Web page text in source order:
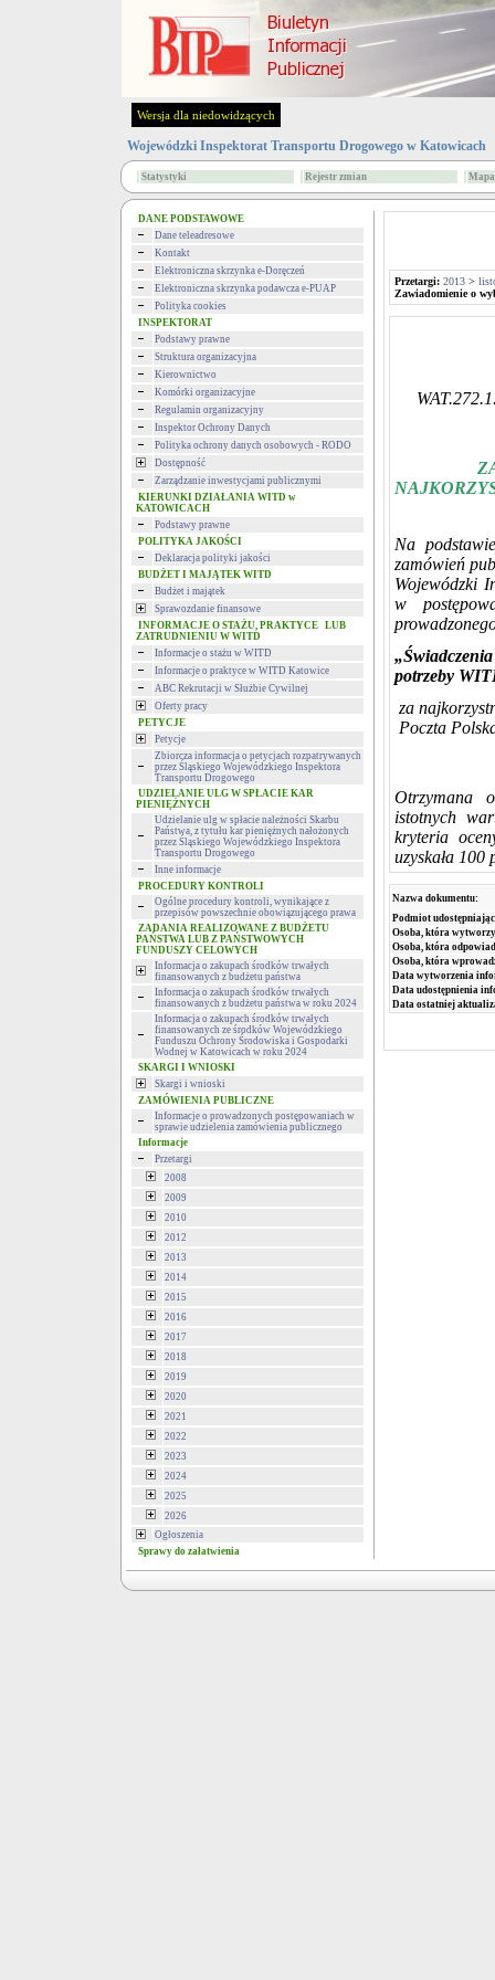
Wersja dla niedowidzących
Wojewódzki Inspektorat Transportu Drogowego w Katowicach
Statystyki Rejestr zmian
DANE PODSTAWOWE
Dane teleadresowe
Kontakt
Elektroniczna skrzynka e-Doręczeń
Elektroniczna skrzynka podawcza e-PUAP
Polityka cookies
INSPEKTORAT
Podstawy prawne
Struktura organizacyjna
Kierownictwo
Komórki organizacyjne
Regulamin organizacyjny
Inspektor Ochrony Danych
Polityka ochrony danych osobowych - RODO
Dostępność
Zarządzanie inwestycjami publicznymi
KIERUNKI DZIAŁANIA WITD w
KATOWICACH
Podstawy prawne
POLITYKA JAKOŚCI
Deklaracja polityki jakości
BUDŻET I MAJĄTEK WITD
Budżet i majątek
Sprawozdanie finansowe
INFORMACJE O STAŻU, PRAKTYCE LUB
ZATRUDNIENIU W WITD
Informacje o stażu w WITD
Informacje o praktyce w WITD Katowice
ABC Rekrutacji w Służbie Cywilnej
Oferty pracy
PETYCJE
Petycje
Zbiorcza informacja o petycjach rozpatrywanych
przez Śląskiego Wojewódzkiego Inspektora
Transportu Drogowego
UDZIELANIE ULG W SPŁACIE KAR
PIENIĘŻNYCH
Udzielanie ulg w spłacie należności Skarbu
Państwa, z tytułu kar pieniężnych nałożonych
przez Śląskiego Wojewódzkiego Inspektora
Transportu Drogowego
Inne informacje
PROCEDURY KONTROLI
Ogólne procedury kontroli, wynikające z
przepisów powszechnie obowiązującego prawa
ZADANIA REALIZOWANE Z BUDŻETU
PAŃSTWA LUB Z PAŃSTWOWYCH
FUNDUSZY CELOWYCH
Informacja o zakupach środków trwałych
finansowanych z budżetu państwa
Informacja o zakupach środków trwałych
finansowanych z budżetu państwa w roku 2024
Informacja o zakupach środków trwałych
finansowanych ze środków Wojewódzkiego
Funduszu Ochrony Środowiska i Gospodarki
Wodnej w Katowicach w roku 2024
SKARGI I WNIOSKI
Skargi i wnioski
ZAMÓWIENIA PUBLICZNE
Informacje o prowadzonych postępowaniach w
sprawie udzielenia zamówienia publicznego
Informacje
Przetargi
2008
2009
2010
2012
2013
2014
2015
2016
2017
2018
2019
2020
2021
2022
2023
2024
2025
2026
Ogłoszenia
Sprawy do załatwienia
Przetargi: 2013 >
Zawiadomienie o
Na
zamówień
Wojewódzki
w
potrzeby
za
Poczta
Otrzymana
istotnych
kryteria
uzyskała 100
Nazwa dokumentu:
Podmiot
Osoba, która
Osoba, która
Osoba, która
Data wytworzenia
Data udostępnienia
Data ostatniej